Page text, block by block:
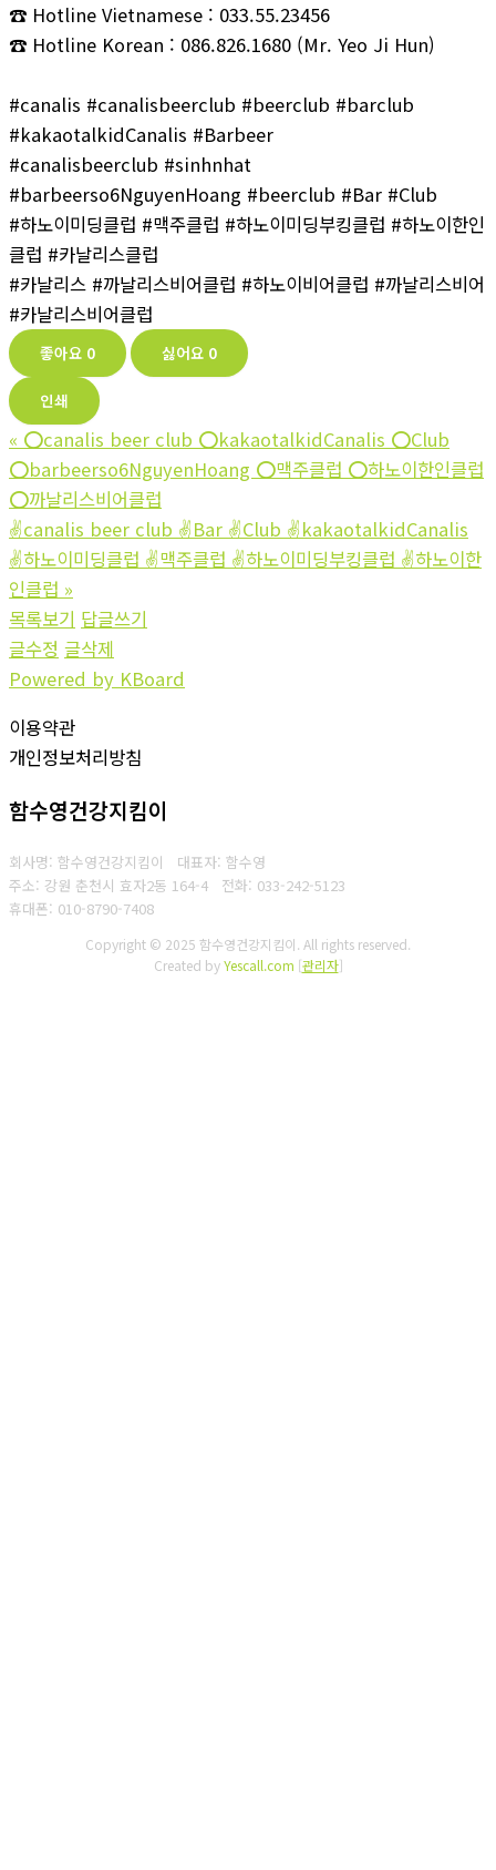
☎ Hotline Vietnamese : 033.55.23456
☎ Hotline Korean : 086.826.1680 (Mr. Yeo Ji Hun)
#canalis #canalisbeerclub #beerclub #barclub
#kakaotalkidCanalis #Barbeer
#canalisbeerclub #sinhnhat
#barbeerso6NguyenHoang #beerclub #Bar #Club
#하노이미딩클럽 #맥주클럽 #하노이미딩부킹클럽 #하노이한인
클럽 #카날리스클럽
#카날리스 #까날리스비어클럽 #하노이비어클럽 #까날리스비어
#카날리스비어클럽
좋아요 0 싫어요 0
인쇄
« ⭕️canalis beer club ⭕️kakaotalkidCanalis ⭕️Club
⭕️barbeerso6NguyenHoang ⭕️맥주클럽 ⭕️하노이한인클럽
⭕️까날리스비어클럽
✌canalis beer club ✌Bar ✌Club ✌kakaotalkidCanalis
✌하노이미딩클럽 ✌맥주클럽 ✌하노이미딩부킹클럽 ✌하노이한
인클럽 »
목록보기 답글쓰기
글수정 글삭제
Powered by KBoard
이용약관
개인정보처리방침
함수영건강지킴이
회사명: 함수영건강지킴이 대표자: 함수영
주소: 강원 춘천시 효자2동 164-4 전화: 033-242-5123
휴대폰: 010-8790-7408
Copyright © 2025 함수영건강지킴이. All rights reserved.
Created byYescall.com [관리자]